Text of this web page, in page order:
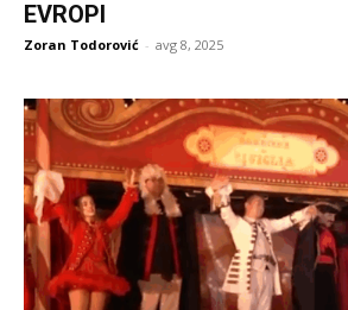
EVROPI
Zoran Todorović - avg 8, 2025